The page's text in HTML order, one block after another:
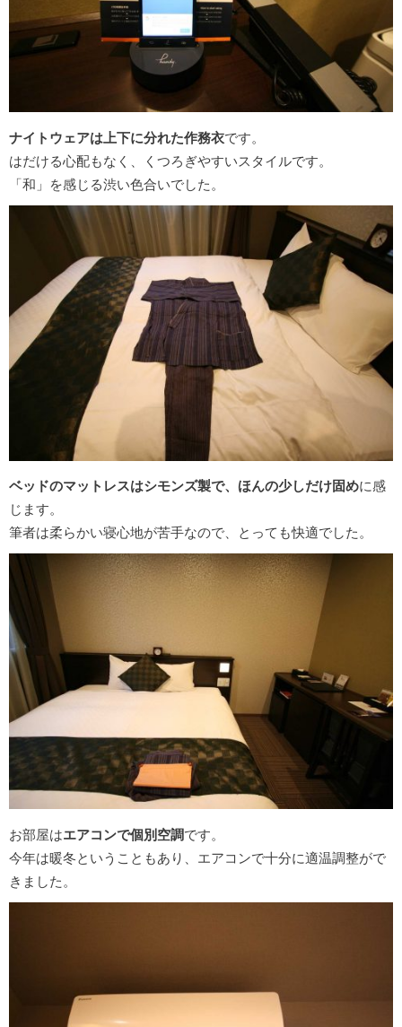
ナイトウェアは上下に分れた作務衣です。
はだける心配もなく、くつろぎやすいスタイルです。
「和」を感じる渋い色合いでした。
ベッドのマットレスはシモンズ製で、ほんの少しだけ固めに感
じます。
筆者は柔らかい寝心地が苦手なので、とっても快適でした。
お部屋はエアコンで個別空調です。
今年は暖冬ということもあり、エアコンで十分に適温調整がで
きました。